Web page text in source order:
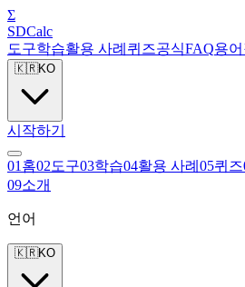
Σ
SDCalc
도구학습활용 사례 퀴즈공식FAQ용어
🇰🇷KO
시작하기
01 홈02도구03학습04활용 사례 05퀴즈
09소개
언어
🇰🇷KO